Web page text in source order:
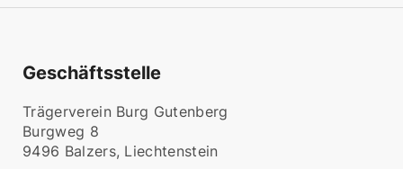
Geschäftsstelle
Trägerverein Burg Gutenberg
Burgweg 8
9496 Balzers, Liechtenstein